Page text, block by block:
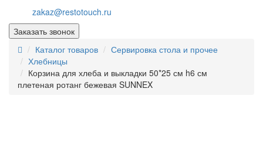
zakaz@restotouch.ru
Заказать звонок
Каталог товаров
Сервировка стола и прочее
Хлебницы
Корзина для хлеба и выкладки 50*25 см h6 см
плетеная ротанг бежевая SUNNEX